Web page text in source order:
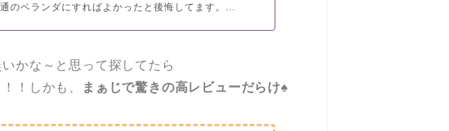
のベランダにすればよかったと後悔してます。...
かな～と思って探してたら
！しかも、
まぁじで驚きの高レビューだらけ♠